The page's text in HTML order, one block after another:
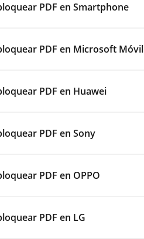
PDF en Smartphone
PDF en Microsoft Móvil
PDF en Huawei
PDF en Sony
PDF en OPPO
PDF en LG